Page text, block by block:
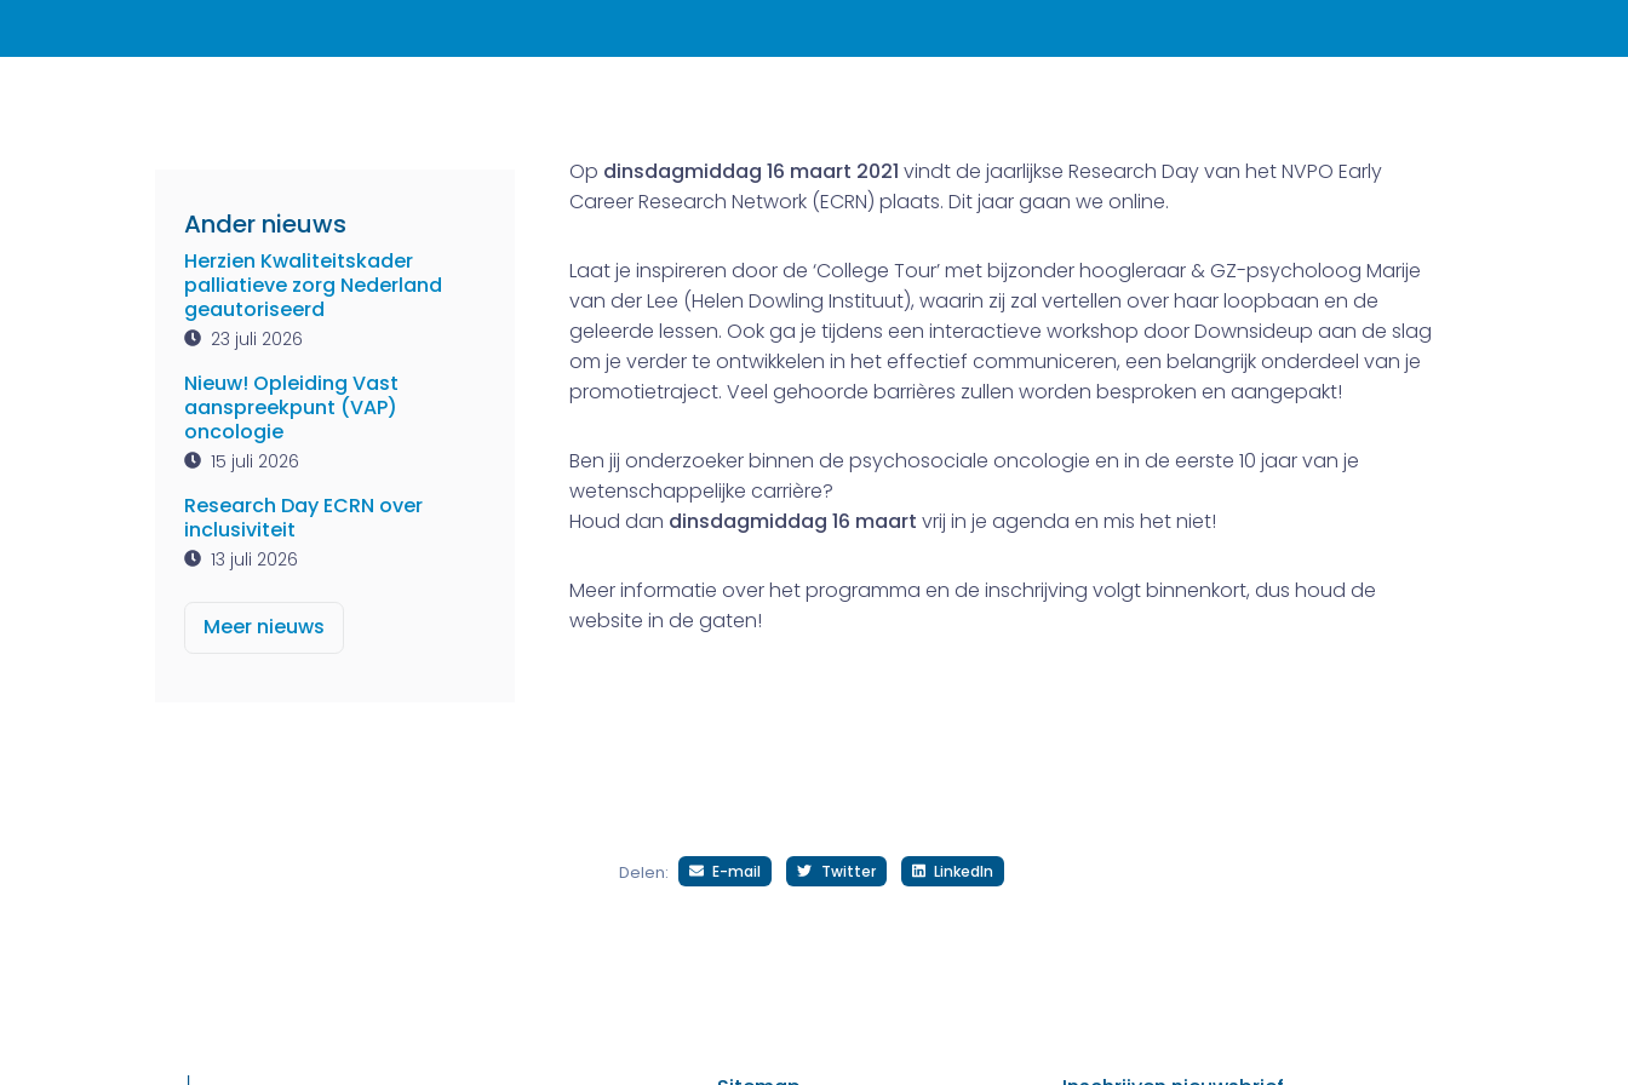
Ander nieuws
Herzien Kwaliteitskader
palliatieve zorg Nederland
geautoriseerd
23 juli 2026
Nieuw! Opleiding Vast
aanspreekpunt (VAP)
oncologie
15 juli 2026
Research Day ECRN over
inclusiviteit
13 juli 2026
Meer nieuws
Op dinsdagmiddag 16 maart 2021 vindt de jaarlijkse Research Day van het NVPO Early
Career Research Network (ECRN) plaats. Dit jaar gaan we online.
Laat je inspireren door de ‘College Tour’ met bijzonder hoogleraar & GZ-psycholoog Marije
van der Lee (Helen Dowling Instituut), waarin zij zal vertellen over haar loopbaan en de
geleerde lessen. Ook ga je tijdens een interactieve workshop door Downsideup aan de slag
om je verder te ontwikkelen in het effectief communiceren, een belangrijk onderdeel van je
promotietraject. Veel gehoorde barrières zullen worden besproken en aangepakt!
Ben jij onderzoeker binnen de psychosociale oncologie en in de eerste 10 jaar van je
wetenschappelijke carrière?
Houd dan dinsdagmiddag 16 maart vrij in je agenda en mis het niet!
Meer informatie over het programma en de inschrijving volgt binnenkort, dus houd de
website in de gaten!
Delen: E-mail Twitter LinkedIn